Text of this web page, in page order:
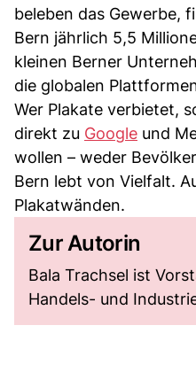
beleben das Gewerbe,
Bern jährlich 5,5
kleinen Berner
die globalen
Wer Plakate verbietet,
direkt zu Google und
wollen – weder
Bern lebt von Vielfalt.
Plakatwänden.
Zur Autorin
Bala Trachsel ist
Handels- und